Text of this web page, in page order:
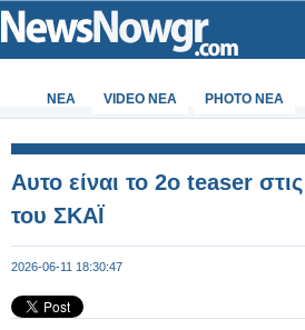
ΝΕΑ VIDEO NEA PHOTO NEA
Αυτο είναι το 2ο teaser
του ΣΚΑΪ
2026-06-11 18:30:47